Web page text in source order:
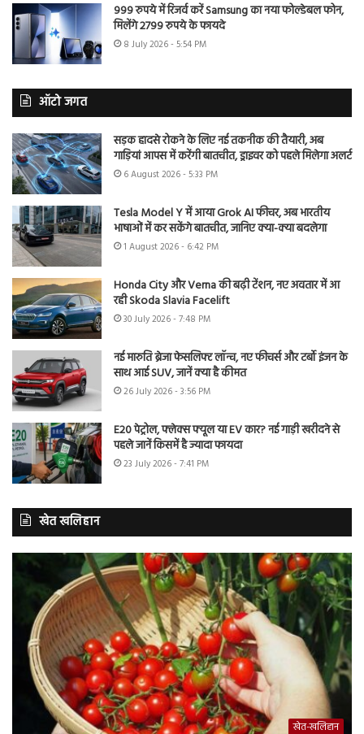
999 रुपये में रिजर्व करें Samsung का नया फोल्डेबल फोन,
मिलेंगे 2799 रुपये के फायदे
8 July 2026 - 5:54 PM
ऑटो जगत
सड़क हादसे रोकने के लिए नई तकनीक की तैयारी, अब
गाड़ियां आपस में करेंगी बातचीत, ड्राइवर को पहले मिलेगा अलर्ट
6 August 2026 - 5:33 PM
Tesla Model Y में आया Grok AI फीचर, अब भारतीय
भाषाओं में कर सकेंगे बातचीत, जानिए क्या-क्या बदलेगा
1 August 2026 - 6:42 PM
Honda City और Verna की बढ़ी टेंशन, नए अवतार में आ
रही Skoda Slavia Facelift
30 July 2026 - 7:48 PM
नई मारुति ब्रेजा फेसलिफ्ट लॉन्च, नए फीचर्स और टर्बो इंजन के
साथ आई SUV, जानें क्या है कीमत
26 July 2026 - 3:56 PM
E20 पेट्रोल, फ्लेक्स फ्यूल या EV कार? नई गाड़ी खरीदने से
पहले जानें किसमें है ज्यादा फायदा
23 July 2026 - 7:41 PM
खेत खलिहान
खेत-खलिहान